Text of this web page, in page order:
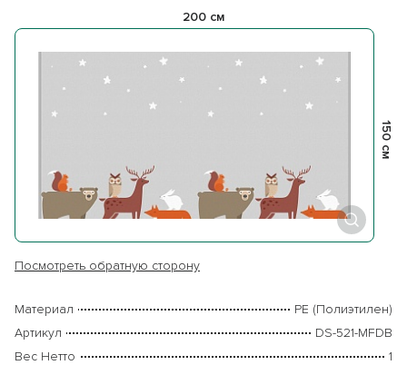
200 см
150 см
Посмотреть обратную сторону
Материал
PE (Полиэтилен)
Артикул
DS-521-MFDB
Вес Нетто
1